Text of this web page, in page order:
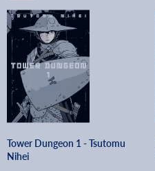
Tower Dungeon 1 - Tsutomu
Nihei